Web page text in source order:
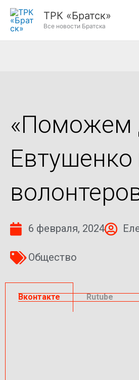
Перейти
ТРК «Братск»
Все новости Братска
«Поможем
6 февраля, 2024
Общество
Вконтакте Rutube